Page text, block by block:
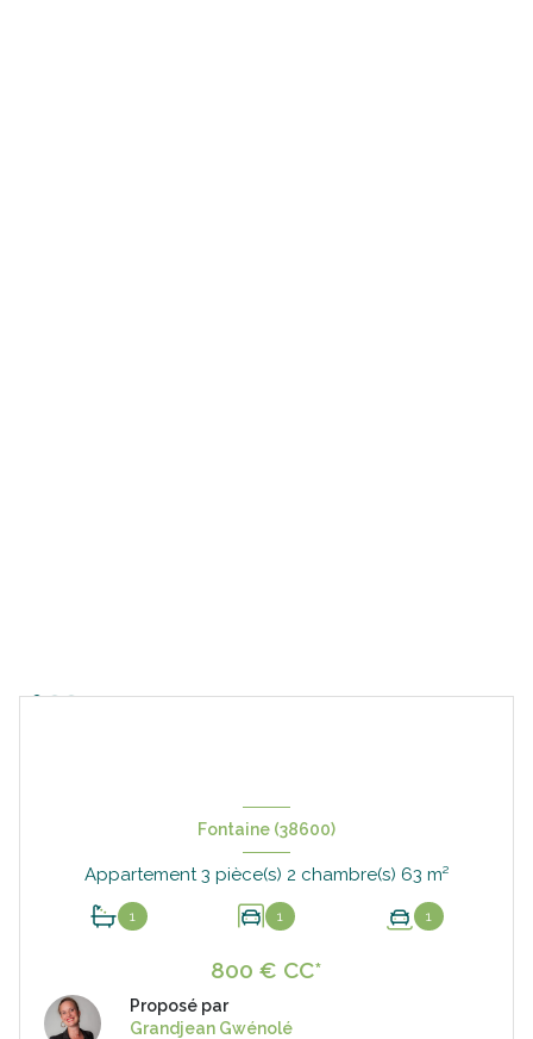
Fontaine (38600)
Appartement 3 pièce(s) 2 chambre(s) 63 m²
1 1 1
800 € CC*
Proposé par
Grandjean Gwénolé